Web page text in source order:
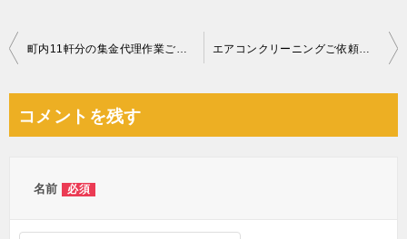
投
ビ
町内11軒分の集金代理作業ご依頼 お客様の声 エアコンクリーニングご依頼 お客様の声
コメントを残す
名前 必須